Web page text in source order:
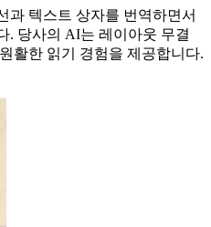
과 텍스트 상자를 번역하면서
. 당사의 AI는 레이아웃 무결
활한 읽기 경험을 제공합니다.